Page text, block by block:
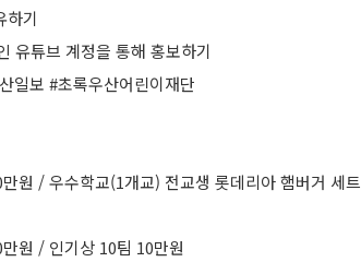
하기
유튜브 계정을 통해 홍보하기
일보 #초록우산어린이재단
원 / 우수학교(1개교) 전교생 롯데리아 햄버거 세트
원 / 인기상 10팀 10만원